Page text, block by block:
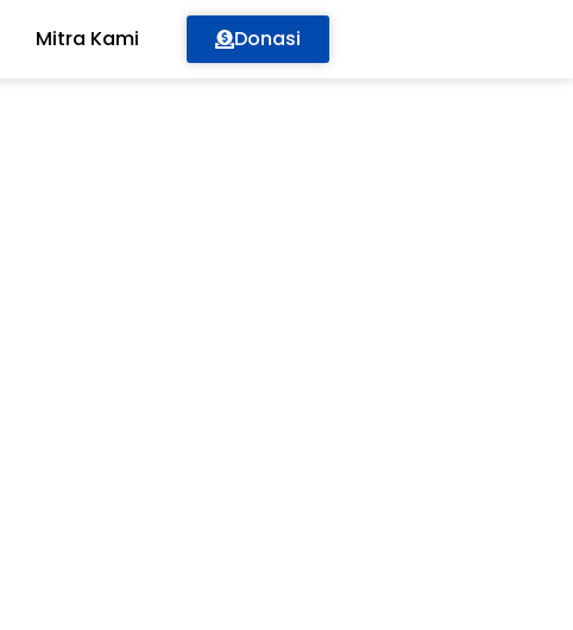
Mitra Kami Donasi